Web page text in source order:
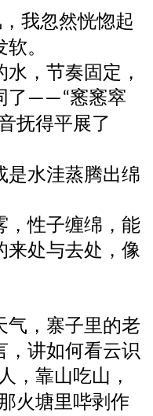
我忽然恍惚起
。
水，节奏固定，
了 ——“窸窸窣
抚得平展了
是水洼蒸腾出绵
，性子缠绵，能
来处与去处，像
气，寨子里的老
，讲如何看云识
，靠山吃山，
火塘里哔剥作